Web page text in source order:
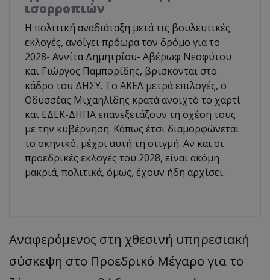
ισορροπιών
Η πολιτική αναδιάταξη μετά τις βουλευτικές
εκλογές, ανοίγει πρόωρα τον δρόμο για το
2028- Αννίτα Δημητρίου- Αβέρωφ Νεοφύτου
και Γιώργος Παμπορίδης, βρισκονται στο
κάδρο του ΔΗΣΥ. Το ΑΚΕΛ μετρά επιλογές, ο
Οδυσσέας Μιχαηλίδης κρατά ανοιχτό το χαρτί
και ΕΔΕΚ-ΔΗΠΑ επανεξετάζουν τη σχέση τους
με την κυβέρνηση. Κάπως έτσι διαμορφώνεται
το σκηνικό, μέχρι αυτή τη στιγμή. Αν και οι
προεδρικές εκλογές του 2028, είναι ακόμη
μακριά, πολιτικά, όμως, έχουν ήδη αρχίσει.
Αναφερόμενος στη χθεσινή υπηρεσιακή
σύσκεψη στο Προεδρικό Μέγαρο για το